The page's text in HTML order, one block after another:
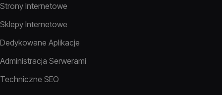
Strony Internetowe
Sklepy Internetowe
Dedykowane Aplikacje
Administracja Serwerami
Techniczne SEO